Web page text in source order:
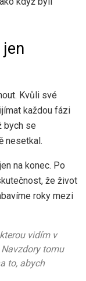
Kvůli své
každou fázi
bych se
nesetkal.
na konec. Po
že život
roky mezi
vidím v
tomu
to, abych